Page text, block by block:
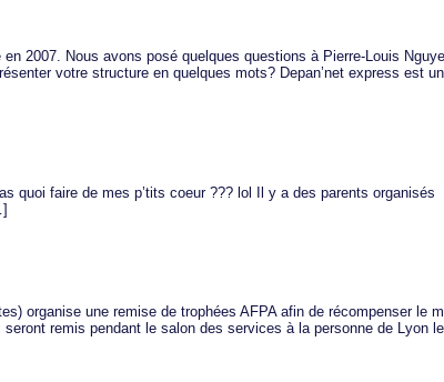
2007. Nous avons posé quelques questions à Pierre-Louis
votre structure en quelques mots? Depan’net express est
quoi faire de mes p’tits coeur ??? lol Il y a des parents
organise une remise de trophées AFPA afin de récompenser le
remis pendant le salon des services à la personne de Lyon